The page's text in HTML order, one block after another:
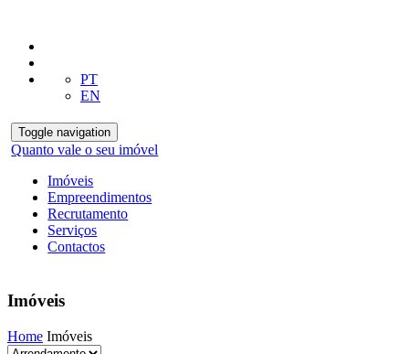
PT
EN
Toggle navigation
Quanto vale o seu imóvel
Imóveis
Empreendimentos
Recrutamento
Serviços
Contactos
Imóveis
Home Imóveis